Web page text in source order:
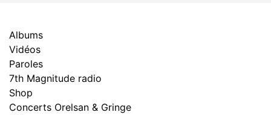
Albums
Vidéos
Paroles
7th Magnitude radio
Shop
Concerts Orelsan & Gringe